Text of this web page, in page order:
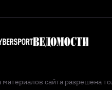
сайта разрешена